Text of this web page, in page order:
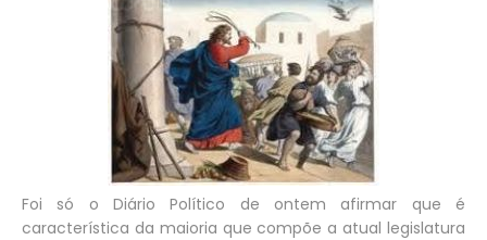
Foi só o Diário Político de ontem afirmar que é
característica da maioria que compõe a atual legislatura